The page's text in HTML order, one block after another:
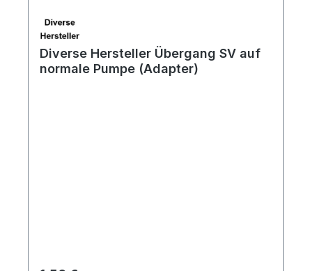
Diverse Hersteller Übergang SV auf
normale Pumpe (Adapter)